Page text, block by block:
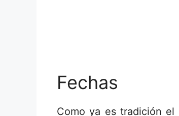
Fechas
Como ya es tradición el